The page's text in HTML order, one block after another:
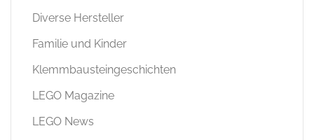
Diverse Hersteller
Familie und Kinder
Klemmbausteingeschichten
LEGO Magazine
LEGO News